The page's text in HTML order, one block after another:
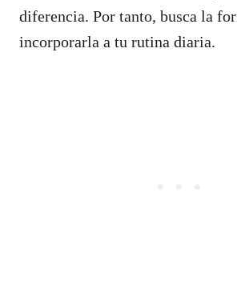
diferencia. Por tanto, busca la
incorporarla a tu rutina diaria.